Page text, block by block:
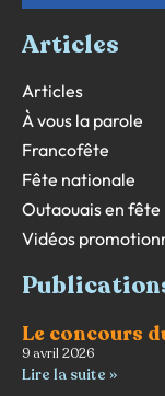
Articles
Articles
À vous la parole
Francofête
Fête nationale
Outaouais en fête
Vidéos
Le concours
9 avril 2026
Lire la suite »